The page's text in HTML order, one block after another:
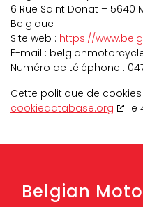
6 Rue Saint Donat – 5640
Belgique
Site web : https://
E-mail :
Numéro de téléphone :
Cette politique de
cookiedatabase.org
le
Belgian